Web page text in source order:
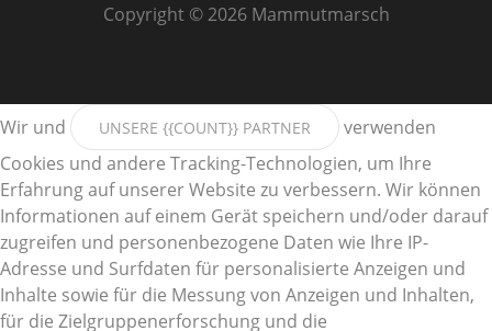
Copyright © 2026 Mammutmarsch
Wir und UNSERE {{COUNT}} PARTNER
verwenden
Cookies und andere Tracking-Technologien, um Ihre
Erfahrung auf unserer Website zu verbessern. Wir können
Informationen auf einem Gerät speichern und/oder darauf
zugreifen und personenbezogene Daten wie Ihre IP-
Adresse und Surfdaten für personalisierte Anzeigen und
Inhalte sowie für die Messung von Anzeigen und Inhalten,
für die Zielgruppenerforschung und die